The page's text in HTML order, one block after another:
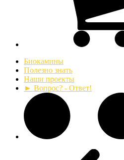
Биокамины
Полезно знать
Наши проекты
► Вопрос? - Ответ!